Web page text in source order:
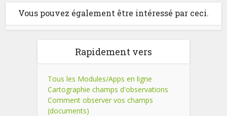
Vous pouvez également être intéressé par ceci.
Rapidement vers
Tous les Modules/Apps en ligne
Cartographie champs d'observations
Comment observer vos champs
(documents)